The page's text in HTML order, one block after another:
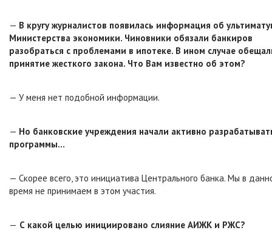
— В кругу журналистов появилась информация об
Министерства экономики. Чиновники обязали банкиров
разобраться с проблемами в ипотеке. В ином случае
принятие жесткого закона. Что Вам известно об этом?
— У меня нет подобной информации.
— Но банковские учреждения начали активно
программы…
— Скорее всего, это инициатива Центрального банка. Мы в
время не принимаем в этом участия.
— С какой целью инициировано слияние АИЖК и РЖС?